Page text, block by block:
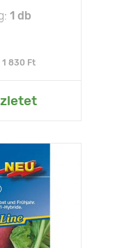
1 db
1 830 Ft